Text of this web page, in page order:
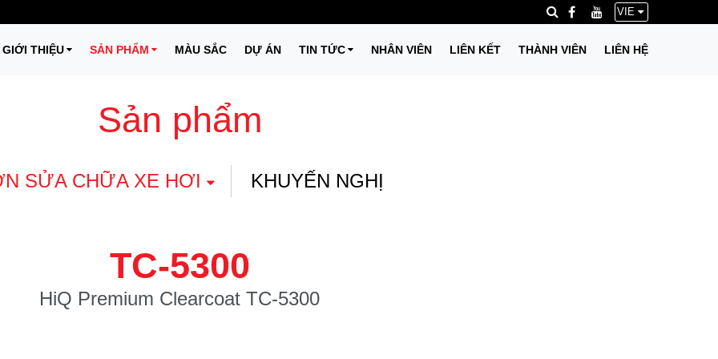
VIE
GIỚI THIỆU SẢN PHẨM MÀU SẮC DỰ ÁN TIN TỨC NHÂN VIÊN LIÊN KẾT THÀNH VIÊN LIÊN HỆ
Sản phẩm
SỬA CHỮA XE HƠI KHUYẾN NGHỊ
TC-5300
HiQ Premium Clearcoat TC-5300